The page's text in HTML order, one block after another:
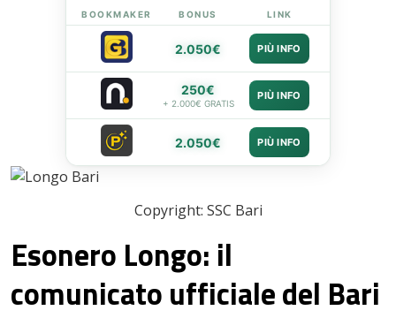
BOOKMAKER BONUS LINK
2.050€ PIÙ INFO
250€
+ 2.000€ GRATIS
PIÙ INFO
2.050€ PIÙ INFO
Copyright: SSC Bari
Esonero Longo: il
comunicato ufficiale del Bari